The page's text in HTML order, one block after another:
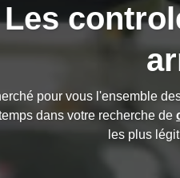
Les
pour vous l'ensemble
dans votre recherche de
les plus